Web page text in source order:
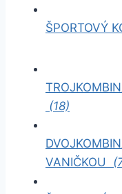
ŠPORTOVÝ
(18)
VANIČKOU